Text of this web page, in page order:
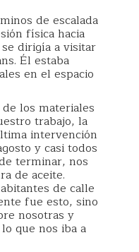
de escalada
física hacia
dirigía a visitar
Él estaba
en el espacio
los materiales
trabajo, la
intervención
y casi todos
terminar, nos
de aceite.
de calle
fue esto, sino
nosotras y
que nos iba a